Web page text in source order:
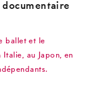
documentaire
ballet et le
au Japon, en